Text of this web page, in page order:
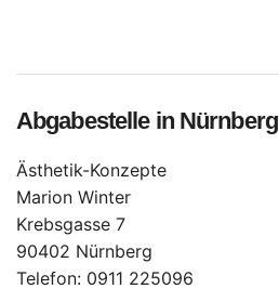
Abgabestelle in Nürnberg
Ästhetik-Konzepte
Marion Winter
Krebsgasse 7
90402 Nürnberg
Telefon: 0911 225096